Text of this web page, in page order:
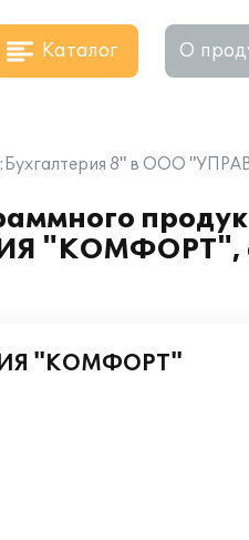
Каталог О
8" в ООО
"КОМФОРТ"